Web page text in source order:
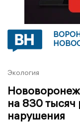
Экология
на 830 тысяч
нарушения